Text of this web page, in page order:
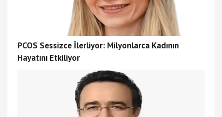
PCOS Sessizce İlerliyor: Milyonlarca Kadının
Hayatını Etkiliyor